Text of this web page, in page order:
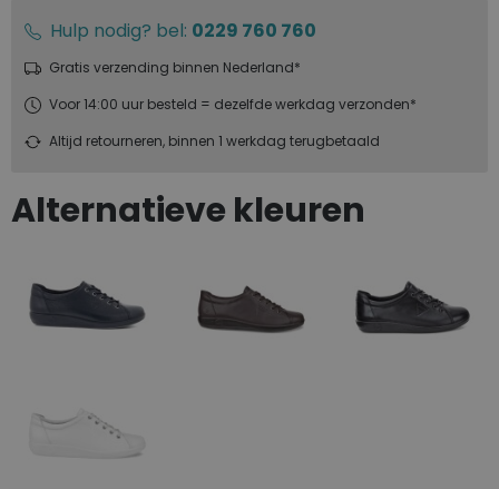
Hulp nodig? bel: 0229 760 760
Gratis verzending binnen Nederland*
Voor 14:00 uur besteld = dezelfde werkdag verzonden*
Altijd retourneren, binnen 1 werkdag terugbetaald
Alternatieve kleuren